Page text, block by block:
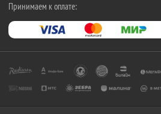
Принимаем к оплате: